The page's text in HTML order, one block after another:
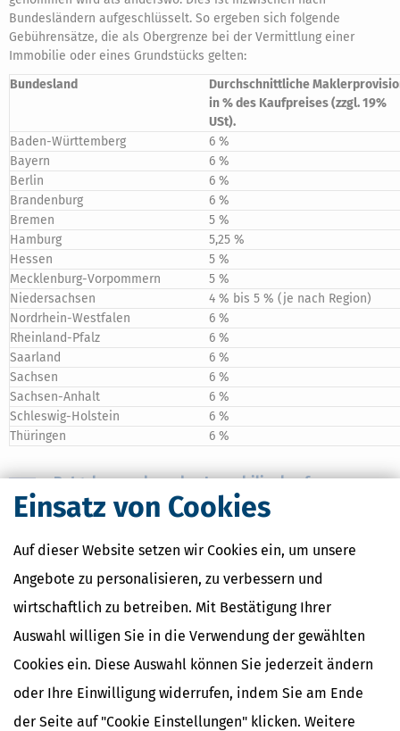
Einsatz von Cookies
Auf dieser Website setzen wir Cookies ein, um unsere
Angebote zu personalisieren, zu verbessern und
wirtschaftlich zu betreiben. Mit Bestätigung Ihrer
Auswahl willigen Sie in die Verwendung der gewählten
Cookies ein. Diese Auswahl können Sie jederzeit ändern
oder Ihre Einwilligung widerrufen, indem Sie am Ende
der Seite auf "Cookie Einstellungen" klicken. Weitere
Bundesländern aufgeschlüsselt. So ergeben sich folgende
Gebührensätze, die als Obergrenze bei der Vermittlung einer
Immobilie oder eines Grundstücks gelten:
Bundesland
Durchschnittliche
in % des Kaufpreises (zzgl. 19%
USt).
Baden-Württemberg
6 %
Bayern
6 %
Berlin
6 %
Brandenburg
6 %
Bremen
5 %
Hamburg
5,25 %
Hessen
5 %
Mecklenburg-Vorpommern
5 %
Niedersachsen
4 % bis 5 % (je nach Region)
Nordrhein-Westfalen
6 %
Rheinland-Pfalz
6 %
Saarland
6 %
Sachsen
6 %
Sachsen-Anhalt
6 %
Schleswig-Holstein
6 %
Thüringen
6 %
Ratgeber rund um den Immobilienkauf
Haus, Wohnung oder Grundstück kaufen
– Was Sie von Auswahl bis
Inhaltsverzeichnis|Leseprobe(PDF) |Shop)
Immobilien kaufen, bauen und vermieten– So optimieren Sie Ihre
Ähnliche Themen
Wohnen, Haus & Vermietung